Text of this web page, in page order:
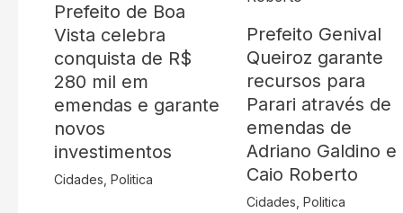
Prefeito de Boa
Vista celebra
conquista de R$
280 mil em
emendas e garante
novos
investimentos
Cidades Politica
Prefeito Genival
Queiroz garante
recursos para
Parari através de
emendas de
Adriano Galdino e
Caio Roberto
Cidades ,Politica